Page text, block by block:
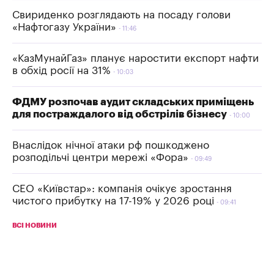
Свириденко розглядають на посаду голови
«Нафтогазу України»
11:46
«КазМунайГаз» планує наростити експорт нафти
в обхід росії на 31%
10:03
ФДМУ розпочав аудит складських приміщень
для постраждалого від обстрілів бізнесу
10:00
Внаслідок нічної атаки рф пошкоджено
розподільчі центри мережі «Фора»
09:49
СЕО «Київстар»: компанія очікує зростання
чистого прибутку на 17-19% у 2026 році
09:41
ВСІ НОВИНИ